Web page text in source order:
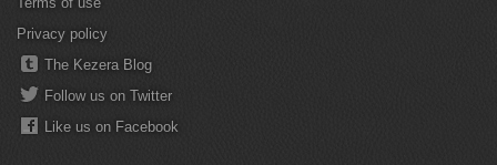
Privacy policy
The Kezera Blog
Follow us on Twitter
Like us on Facebook